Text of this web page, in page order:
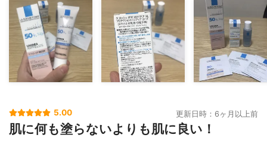
5.00 更新日時：6ヶ月以上前
肌に何も塗らないよりも肌に良い！